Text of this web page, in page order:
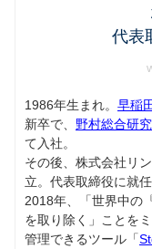
代表
1986年生まれ。 早稲
新卒で、 野村総合研
て入社。
その後、株式会社リ
立。代表取締役に就任
2018年、「世界中の
を取り除く」ことを
管理できるツール「